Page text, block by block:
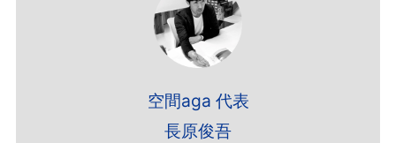
空間aga 代表
長原俊吾